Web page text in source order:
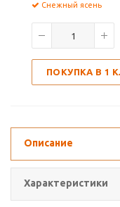
Снежный ясень
ПОКУПКА В 1
Описание
Характеристики